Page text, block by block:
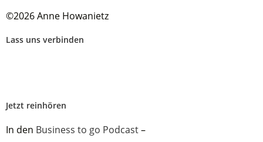
©2026 Anne Howanietz
Lass uns verbinden
Jetzt reinhören
In den Business to go Podcast–